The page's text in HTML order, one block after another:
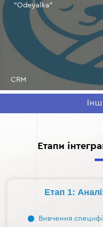
“Odeyalka”
CRM
Етапи
Етап 1:
Вивчення